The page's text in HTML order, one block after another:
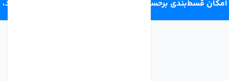
امکان قسط‌بندی برحسب اعتبار ترب‌پی 4 قسط ماهانه. بدون سود،